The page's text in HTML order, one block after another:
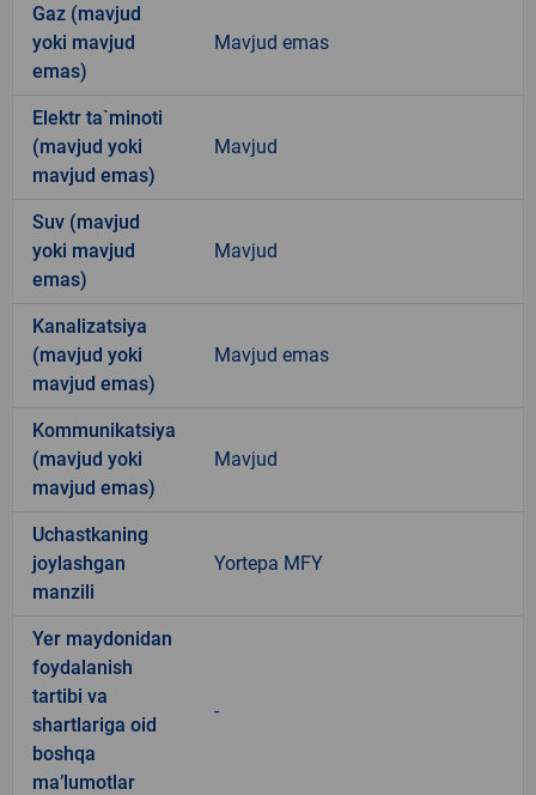
Gaz (mavjud
yoki mavjud
emas)
Mavjud emas
Elektr ta`minoti
(mavjud yoki
mavjud emas)
Mavjud
Suv (mavjud
yoki mavjud
emas)
Mavjud
Kanalizatsiya
(mavjud yoki
mavjud emas)
Mavjud emas
Kommunikatsiya
(mavjud yoki
mavjud emas)
Mavjud
Uchastkaning
joylashgan
manzili
Yortepa MFY
Yer maydonidan
foydalanish
tartibi va
shartlariga oid
boshqa
ma’lumotlar
-